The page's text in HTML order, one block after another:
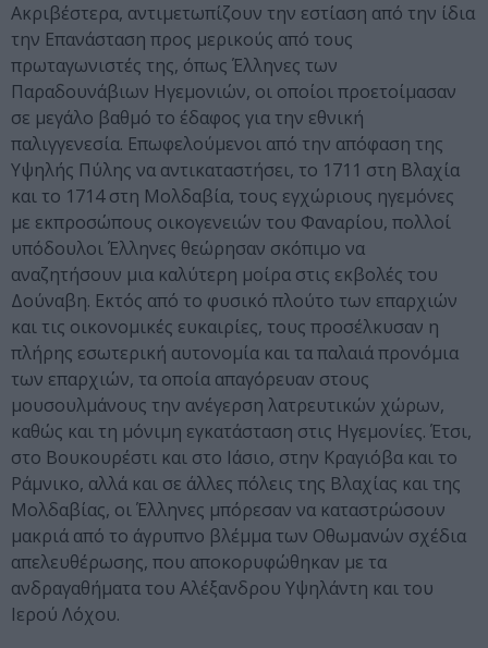
Ακριβέστερα, αντιμετωπίζουν την εστίαση από την ίδια
την Επανάσταση προς μερικούς από τους
πρωταγωνιστές της, όπως Έλληνες των
Παραδουνάβιων Ηγεμονιών, οι οποίοι προετοίμασαν
σε μεγάλο βαθμό το έδαφος για την εθνική
παλιγγενεσία. Επωφελούμενοι από την απόφαση της
Υψηλής Πύλης να αντικαταστήσει, το 1711 στη Βλαχία
και το 1714 στη Μολδαβία, τους εγχώριους ηγεμόνες
με εκπροσώπους οικογενειών του Φαναρίου, πολλοί
υπόδουλοι Έλληνες θεώρησαν σκόπιμο να
αναζητήσουν μια καλύτερη μοίρα στις εκβολές του
Δούναβη. Εκτός από το φυσικό πλούτο των επαρχιών
και τις οικονομικές ευκαιρίες, τους προσέλκυσαν η
πλήρης εσωτερική αυτονομία και τα παλαιά προνόμια
των επαρχιών, τα οποία απαγόρευαν στους
μουσουλμάνους την ανέγερση λατρευτικών χώρων,
καθώς και τη μόνιμη εγκατάσταση στις Ηγεμονίες. Έτσι,
στο Βουκουρέστι και στο Ιάσιο, στην Κραγιόβα και το
Ράμνικο, αλλά και σε άλλες πόλεις της Βλαχίας και της
Μολδαβίας, οι Έλληνες μπόρεσαν να καταστρώσουν
μακριά από το άγρυπνο βλέμμα των Οθωμανών σχέδια
απελευθέρωσης, που αποκορυφώθηκαν με τα
ανδραγαθήματα του Αλέξανδρου Υψηλάντη και του
Ιερού Λόχου.